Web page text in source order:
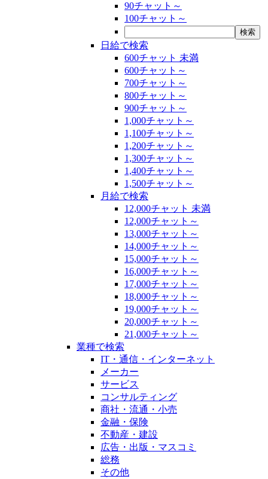
90チャット～
100チャット～
日給で検索
600チャット 未満
600チャット～
700チャット～
800チャット～
900チャット～
1,000チャット～
1,100チャット～
1,200チャット～
1,300チャット～
1,400チャット～
1,500チャット～
月給で検索
12,000チャット 未満
12,000チャット～
13,000チャット～
14,000チャット～
15,000チャット～
16,000チャット～
17,000チャット～
18,000チャット～
19,000チャット～
20,000チャット～
21,000チャット～
業種で検索
IT・通信・インターネット
メーカー
サービス
コンサルティング
商社・流通・小売
金融・保険
不動産・建設
広告・出版・マスコミ
総務
その他